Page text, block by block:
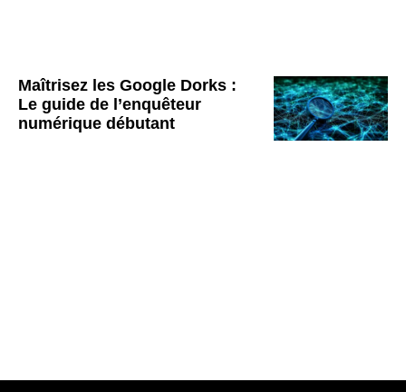
Maîtrisez les Google Dorks :
Le guide de l’enquêteur
numérique débutant